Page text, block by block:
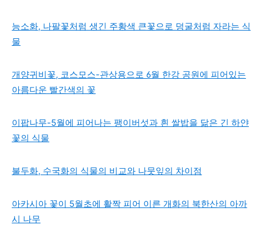
능소화, 나팔꽃처럼 생긴 주황색 큰꽃으로 덩굴처럼 자라는 식
물
개양귀비꽃, 코스모스-관상용으로 6월 한강 공원에 피어있는
아름다운 빨간색의 꽃
이팝나무-5월에 피어나는 팽이버섯과 흰 쌀밥을 닮은 긴 하얀
꽃의 식물
불두화, 수국화의 식물의 비교와 나뭇잎의 차이점
아카시아 꽃이 5월초에 활짝 피어 이른 개화의 북한산의 아까
시 나무